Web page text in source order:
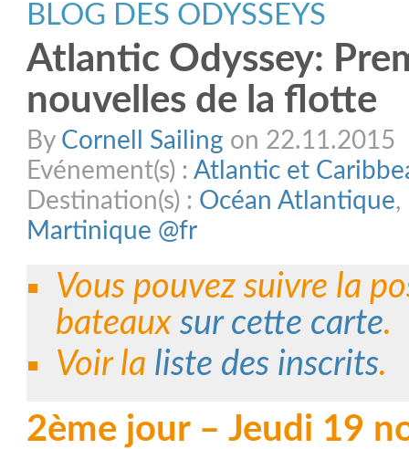
BLOG DES ODYSSEYS
Atlantic Odyssey:
nouvelles de la flotte
By Cornell Sailing on 22.11.2015
Evénement(s) : Atlantic et
Destination(s) : Océan Atlantique,
Martinique @fr
Vous pouvez suivre la
bateaux sur cette carte.
Voir la liste des inscrits.
2ème jour – Jeudi 19